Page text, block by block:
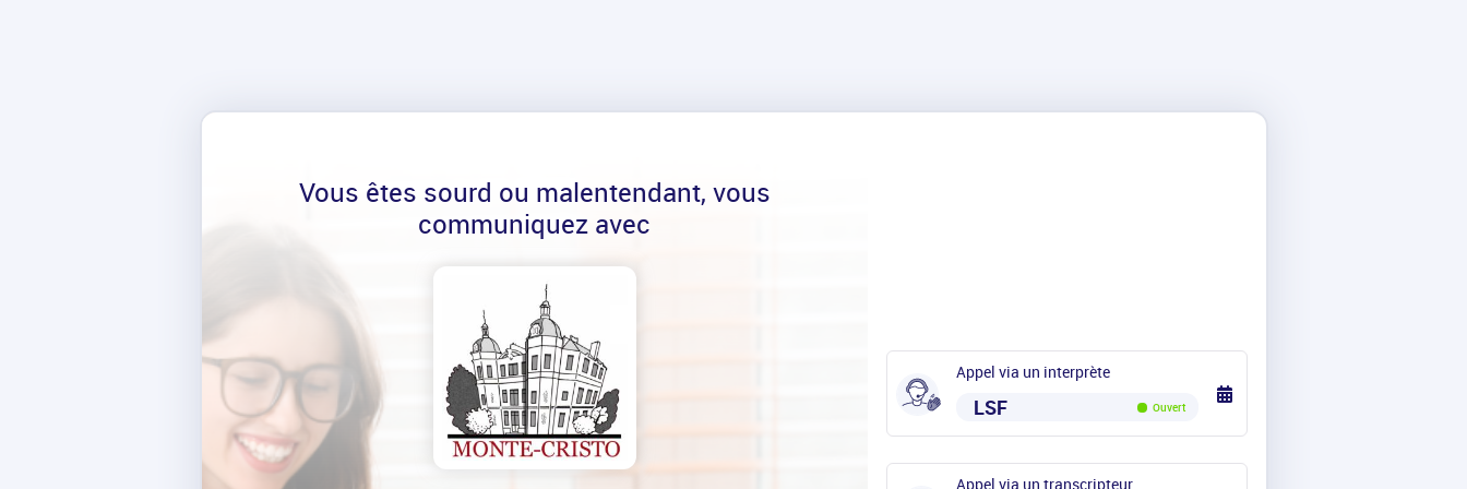
Vous êtes sourd ou malentendant, vous
communiquez avec
Appel via un interprète
LSF Ouvert
Appel via un transcripteur